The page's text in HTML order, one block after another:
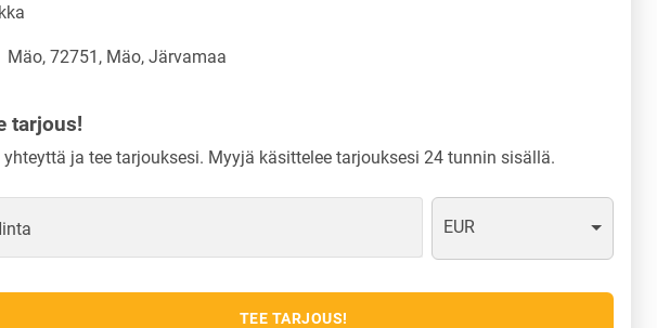
Mäo, 72751, Mäo, Järvamaa
tarjous!
yhteyttä ja tee tarjouksesi. Myyjä käsittelee tarjouksesi 24 tunnin sisällä.
EUR
TEE TARJOUS!